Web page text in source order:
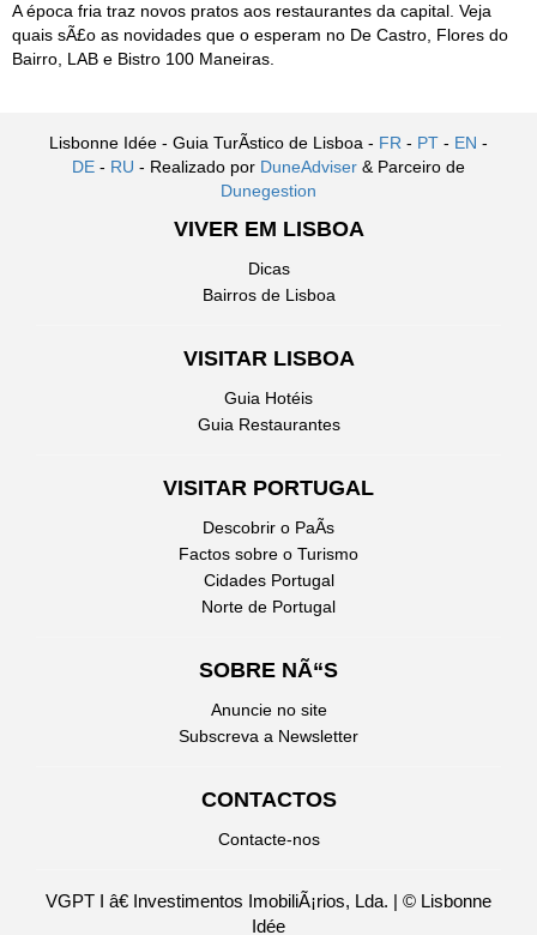
A época fria traz novos pratos aos restaurantes da capital. Veja
quais sÃ£o as novidades que o esperam no De Castro, Flores do
Bairro, LAB e Bistro 100 Maneiras.
Lisbonne Idée - Guia TurÃ­stico de Lisboa - FR - PT - EN -
DE - RU - Realizado por DuneAdviser & Parceiro de
Dunegestion
VIVER EM LISBOA
Dicas
Bairros de Lisboa
VISITAR LISBOA
Guia Hotéis
Guia Restaurantes
VISITAR PORTUGAL
Descobrir o PaÃ­s
Factos sobre o Turismo
Cidades Portugal
Norte de Portugal
SOBRE NÃ“S
Anuncie no site
Subscreva a Newsletter
CONTACTOS
Contacte-nos
VGPT I â€ Investimentos ImobiliÃ¡rios, Lda. | © Lisbonne
Idée